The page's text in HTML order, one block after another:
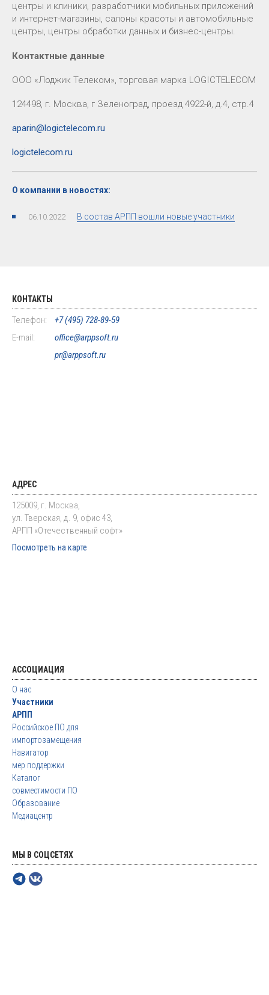
центры и клиники, разработчики мобильных приложений
и интернет-магазины, салоны красоты и автомобильные
центры, центры обработки данных и бизнес-центры.
Контактные данные
ООО «Лоджик Телеком», торговая марка LOGICTELECOM
124498, г. Москва, г Зеленоград, проезд 4922-й, д.4, стр.4
aparin@logictelecom.ru
logictelecom.ru
О компании в новостях:
06.10.2022 В состав АРПП вошли новые участники
КОНТАКТЫ
Телефон:
+7 (495) 728-89-59
E-mail:
office@arppsoft.ru
pr@arppsoft.ru
АДРЕС
125009, г. Москва,
ул. Тверская, д. 9, офис 43,
АРПП «Отечественный софт»
Посмотреть на карте
АССОЦИАЦИЯ
О нас
Участники
АРПП
Российское ПО для
импортозамещения
Навигатор
мер поддержки
Каталог
совместимости ПО
Образование
Медиацентр
МЫ В СОЦСЕТЯХ